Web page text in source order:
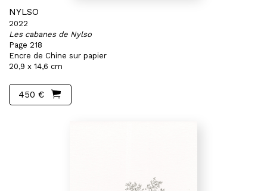
NYLSO
2022
Les cabanes de Nylso
Page 218
Encre de Chine sur papier
20,9 x 14,6 cm
450 €